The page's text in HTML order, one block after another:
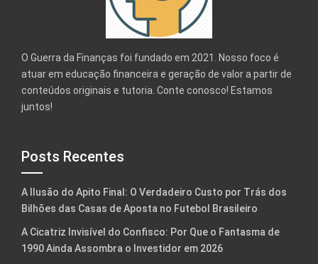
O Guerra da Finanças foi fundado em 2021. Nosso foco é
atuar em educação financeira e geração de valor a partir de
conteúdos originais e tutoria. Conte conosco! Estamos
juntos!
Posts Recentes
A Ilusão do Apito Final: O Verdadeiro Custo por Trás dos
Bilhões das Casas de Aposta no Futebol Brasileiro
A Cicatriz Invisível do Confisco: Por Que o Fantasma de
1990 Ainda Assombra o Investidor em 2026